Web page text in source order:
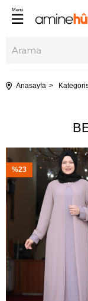
Menu
Anasayfa
%23